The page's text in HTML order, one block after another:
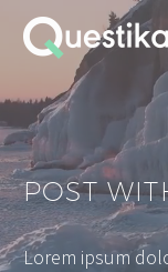
POST
Lorem ipsum